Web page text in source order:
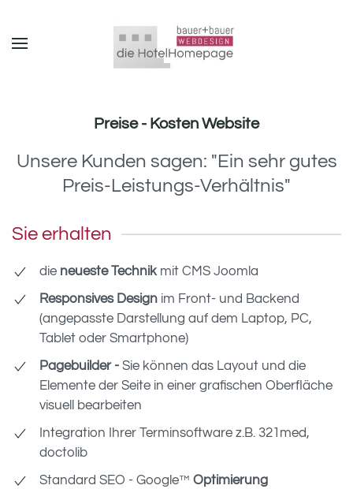
Preise - Kosten Website
Unsere Kunden sagen: "Ein sehr gutes
Preis-Leistungs-Verhältnis"
Sie erhalten
die neueste Technikmit CMS Joomla
Responsives Design im Front- und Backend
(angepasste Darstellung auf dem Laptop, PC,
Tablet oder Smartphone)
Pagebuilder - Sie können das Layout und die
Elemente der Seite in einer grafischen Oberfläche
visuell bearbeiten
Integration Ihrer Terminsoftware z.B. 321med,
doctolib
Standard SEO - Google™ Optimierung